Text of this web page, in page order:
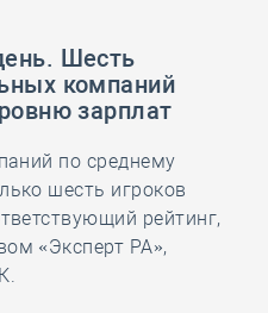
Шесть
компаний
зарплат
по среднему
шесть игроков
рейтинг,
«Эксперт РА»,